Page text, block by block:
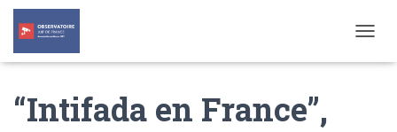
O
“Intifada en France”,